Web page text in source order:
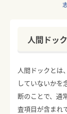
人間ドック
人間ドックとは
していないかを
断のことで、通
査項目が含まれ